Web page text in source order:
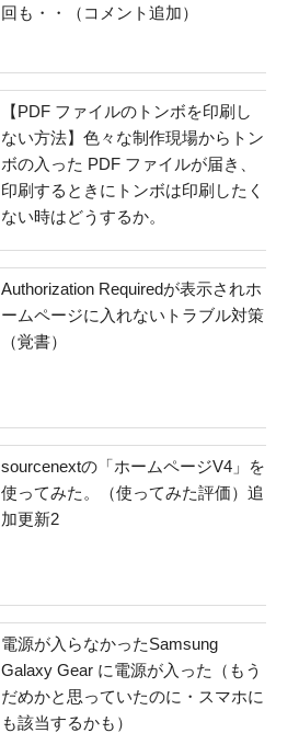
回も・・（コメント追加）
【PDF ファイルのトンボを印刷し
ない方法】色々な制作現場からトン
ボの入った PDF ファイルが届き、
印刷するときにトンボは印刷したく
ない時はどうするか。
Authorization Requiredが表示されホ
ームページに入れないトラブル対策
（覚書）
sourcenextの「ホームページV4」を
使ってみた。（使ってみた評価）追
加更新2
電源が入らなかったSamsung
Galaxy Gear に電源が入った（もう
だめかと思っていたのに・スマホに
も該当するかも）